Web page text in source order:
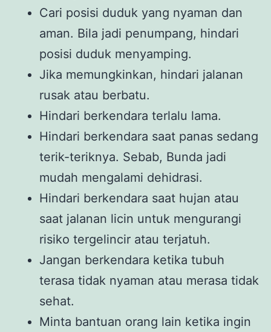
Cari posisi duduk yang nyaman dan
aman. Bila jadi penumpang, hindari
posisi duduk menyamping.
Jika memungkinkan, hindari jalanan
rusak atau berbatu.
Hindari berkendara terlalu lama.
Hindari berkendara saat panas sedang
terik-teriknya. Sebab, Bunda jadi
mudah mengalami dehidrasi.
Hindari berkendara saat hujan atau
saat jalanan licin untuk mengurangi
risiko tergelincir atau terjatuh.
Jangan berkendara ketika tubuh
terasa tidak nyaman atau merasa tidak
sehat.
Minta bantuan orang lain ketika ingin